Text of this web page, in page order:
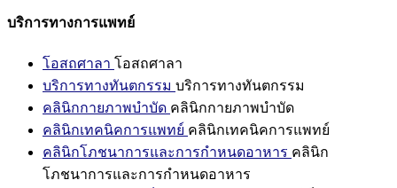
บริการทางการแพทย์
โอสถศาลา โอสถศาลา
บริการทางทันตกรรม บริการทางทันตกรรม
คลินิกกายภาพบำบัด คลินิกกายภาพบำบัด
คลินิกเทคนิคการแพทย์ คลินิกเทคนิคการแพทย์
คลินิกโภชนาการและการกำหนดอาหาร คลินิก
โภชนาการและการกำหนดอาหาร